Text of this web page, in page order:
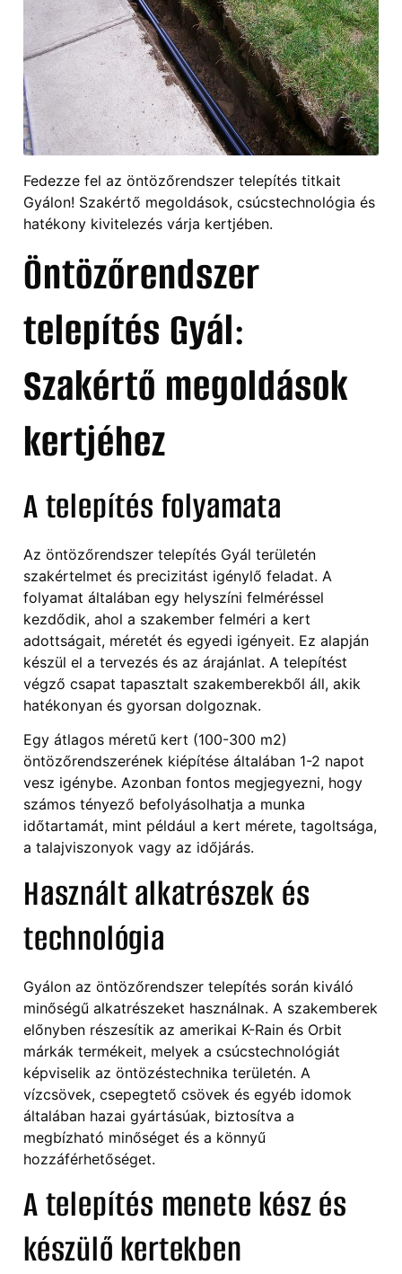
Fedezze fel az öntözőrendszer telepítés titkait
Gyálon! Szakértő megoldások, csúcstechnológia és
hatékony kivitelezés várja kertjében.
Öntözőrendszer
telepítés Gyál:
Szakértő megoldások
kertjéhez
A telepítés folyamata
Az öntözőrendszer telepítés Gyál területén
szakértelmet és precizitást igénylő feladat. A
folyamat általában egy helyszíni felméréssel
kezdődik, ahol a szakember felméri a kert
adottságait, méretét és egyedi igényeit. Ez alapján
készül el a tervezés és az árajánlat. A telepítést
végző csapat tapasztalt szakemberekből áll, akik
hatékonyan és gyorsan dolgoznak.
Egy átlagos méretű kert (100-300 m2)
öntözőrendszerének kiépítése általában 1-2 napot
vesz igénybe. Azonban fontos megjegyezni, hogy
számos tényező befolyásolhatja a munka
időtartamát, mint például a kert mérete, tagoltsága,
a talajviszonyok vagy az időjárás.
Használt alkatrészek és
technológia
Gyálon az öntözőrendszer telepítés során kiváló
minőségű alkatrészeket használnak. A szakemberek
előnyben részesítik az amerikai K-Rain és Orbit
márkák termékeit, melyek a csúcstechnológiát
képviselik az öntözéstechnika területén. A
vízcsövek, csepegtető csövek és egyéb idomok
általában hazai gyártásúak, biztosítva a
megbízható minőséget és a könnyű
hozzáférhetőséget.
A telepítés menete kész és
készülő kertekben